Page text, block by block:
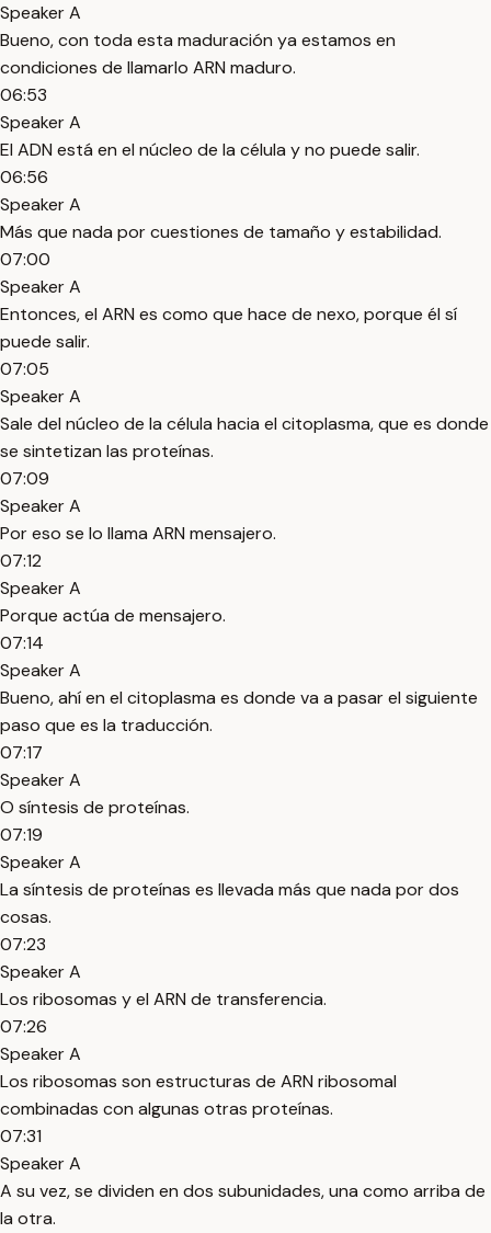
Speaker A
Bueno, con toda esta maduración ya estamos en
condiciones de llamarlo ARN maduro.
06:53
Speaker A
El ADN está en el núcleo de la célula y no puede salir.
06:56
Speaker A
Más que nada por cuestiones de tamaño y estabilidad.
07:00
Speaker A
Entonces, el ARN es como que hace de nexo, porque él sí
puede salir.
07:05
Speaker A
Sale del núcleo de la célula hacia el citoplasma, que es donde
se sintetizan las proteínas.
07:09
Speaker A
Por eso se lo llama ARN mensajero.
07:12
Speaker A
Porque actúa de mensajero.
07:14
Speaker A
Bueno, ahí en el citoplasma es donde va a pasar el siguiente
paso que es la traducción.
07:17
Speaker A
O síntesis de proteínas.
07:19
Speaker A
La síntesis de proteínas es llevada más que nada por dos
cosas.
07:23
Speaker A
Los ribosomas y el ARN de transferencia.
07:26
Speaker A
Los ribosomas son estructuras de ARN ribosomal
combinadas con algunas otras proteínas.
07:31
Speaker A
A su vez, se dividen en dos subunidades, una como arriba de
la otra.